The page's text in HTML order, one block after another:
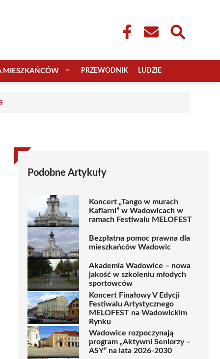
MIESZKAŃCÓW PRZEWODNIK LUDZIE
Podobne Artykuły
Koncert „Tango w murach
Kaflarni” w Wadowicach w
ramach Festiwalu MELOFEST
Bezpłatna pomoc prawna dla
mieszkańców Wadowic
Akademia Wadowice – nowa
jakość w szkoleniu młodych
sportowców
Koncert Finałowy V Edycji
Festiwalu Artystycznego
MELOFEST na Wadowickim
Rynku
Wadowice rozpoczynają
program „Aktywni Seniorzy –
ASY” na lata 2026-2030